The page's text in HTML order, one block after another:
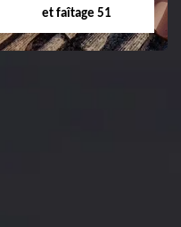
et faîtage 51